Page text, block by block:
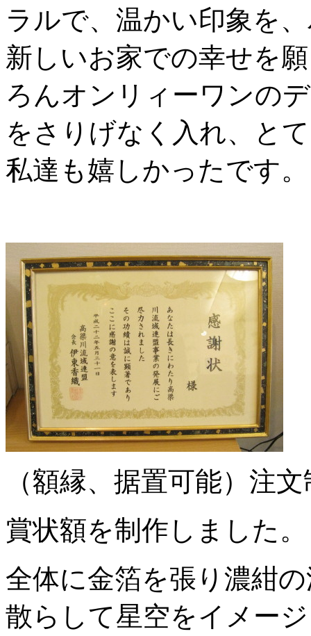
ラルで、温かい印象を
新しいお家での幸せを
ろんオンリィーワンの
をさりげなく入れ、と
私達も嬉しかったです。
（額縁、据置可能）注
賞状額を制作しました。
全体に金箔を張り濃紺
散らして星空をイメー